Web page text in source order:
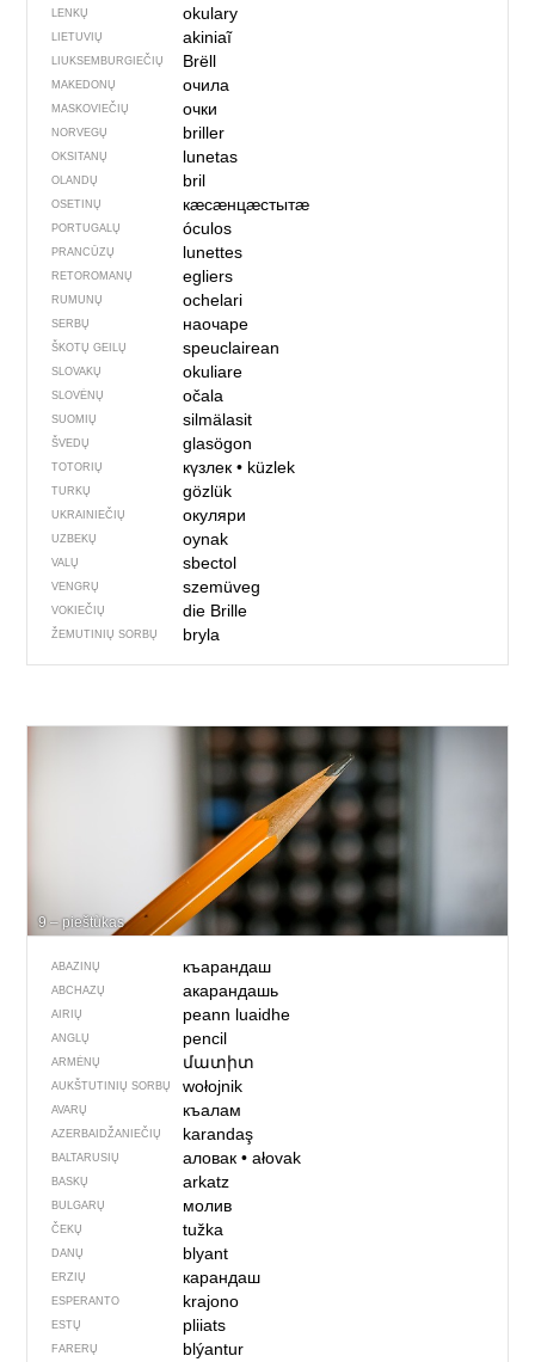
LENKŲ okulary
LIETUVIŲ akiniaĩ
LIUKSEMBURGIEČIŲ Brëll
MAKEDONŲ очила
MASKOVIEČIŲ очки
NORVEGŲ briller
OKSITANŲ lunetas
OLANDŲ bril
OSETINŲ кӕсӕнцӕстытӕ
PORTUGALŲ óculos
PRANCŪZŲ lunettes
RETOROMANŲ egliers
RUMUNŲ ochelari
SERBŲ наочаре
ŠKOTŲ GEILŲ speuclairean
SLOVAKŲ okuliare
SLOVĖNŲ očala
SUOMIŲ silmälasit
ŠVEDŲ glasögon
TOTORIŲ күзлек• küzlek
TURKŲ gözlük
UKRAINIEČIŲ окуляри
UZBEKŲ oynak
VALŲ sbectol
VENGRŲ szemüveg
VOKIEČIŲ die Brille
ŽEMUTINIŲ SORBŲ bryla
9 – pieštùkas
ABAZINŲ къарандаш
ABCHAZŲ акарандашь
AIRIŲ peann luaidhe
ANGLŲ pencil
ARMĖNŲ մատիտ
AUKŠTUTINIŲ SORBŲ wołojnik
AVARŲ къалам
AZERBAIDŽANIEČIŲ karandaş
BALTARUSIŲ аловак• ałovak
BASKŲ arkatz
BULGARŲ молив
ČEKŲ tužka
DANŲ blyant
ERZIŲ карандаш
ESPERANTO krajono
ESTŲ pliiats
FARERŲ blýantur